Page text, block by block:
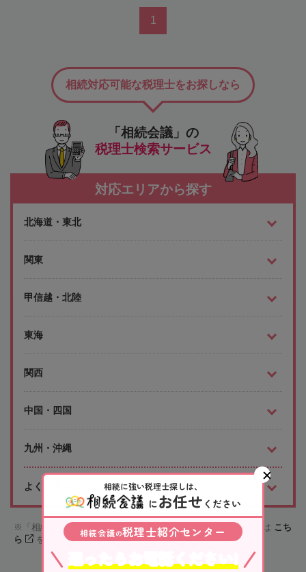
1
「相続会議」の
税理士検索サービス
相続対応可能な税理士をお探しなら
対応エリアから探す
北海道・東北
関東
甲信越・北陸
東海
関西
中国・四国
九州・沖縄
よく検索されるエリア
「相続会議税理士検索サービス」への掲載を希望される場合は こち
ら
をご確認下さい
相続に強い税理士探しは、
にお任せ ください
相続会議の税理士紹介センター